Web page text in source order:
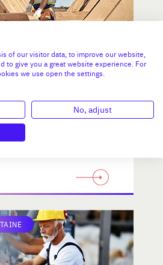
(cession des
parts).
000 €
of our visitor data, to improve our website,
to give you a great website experience. For
we use open the settings.
No, adjust